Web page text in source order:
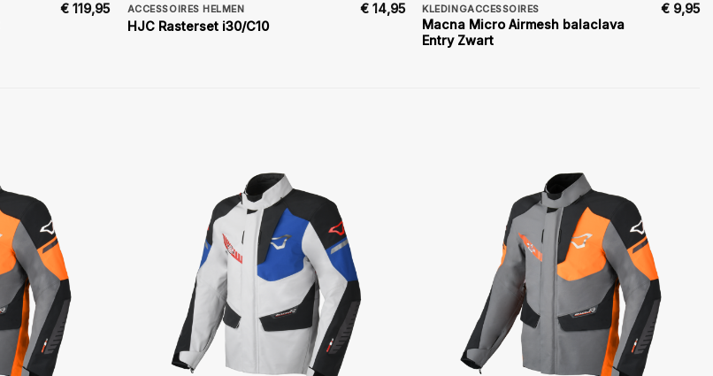
€ 119,95 ACCESSOIRES HELMEN
HJC Rasterset i30/C10
€14,95 KLEDINGACCESSOIRES
Macna Micro Airmesh balaclava
Entry Zwart
€ 9,95